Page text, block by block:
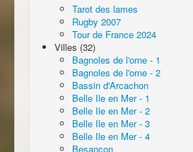
Tarot des lames
Rugby 2007
Tour de France 2024
Villes (32)
Bagnoles de l'orne - 1
Bagnoles de l'orne - 2
Bassin d'Arcachon
Belle Ile en Mer - 1
Belle Ile en Mer - 2
Belle Ile en Mer - 3
Belle Ile en Mer - 4
Besançon